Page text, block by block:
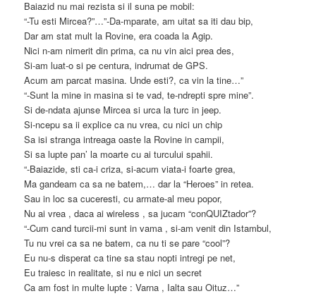
Baiazid nu mai rezista si il suna pe mobil:
“-Tu esti Mircea?”…”-Da-mparate, am uitat sa iti dau bip,
Dar am stat mult la Rovine, era coada la Agip.
Nici n-am nimerit din prima, ca nu vin aici prea des,
Si-am luat-o si pe centura, indrumat de GPS.
Acum am parcat masina. Unde esti?, ca vin la tine…”
“-Sunt la mine in masina si te vad, te-ndrepti spre mine”.
Si de-ndata ajunse Mircea si urca la turc in jeep.
Si-ncepu sa ii explice ca nu vrea, cu nici un chip
Sa isi stranga intreaga oaste la Rovine in campii,
Si sa lupte pan’ la moarte cu ai turcului spahii.
“-Baiazide, sti ca-i criza, si-acum viata-i foarte grea,
Ma gandeam ca sa ne batem,… dar la “Heroes” in retea.
Sau in loc sa cuceresti, cu armate-al meu popor,
Nu ai vrea , daca ai wireless , sa jucam “conQUIZtador”?
“-Cum cand turcii-mi sunt in vama , si-am venit din Istambul,
Tu nu vrei ca sa ne batem, ca nu ti se pare “cool”?
Eu nu-s disperat ca tine sa stau nopti intregi pe net,
Eu traiesc in realitate, si nu e nici un secret
Ca am fost in multe lupte : Varna , Ialta sau Oituz…”